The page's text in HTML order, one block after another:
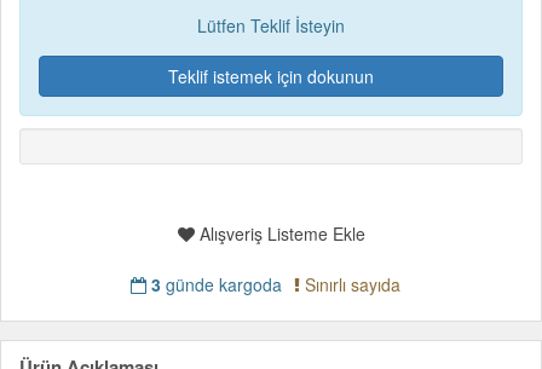
Lütfen Teklif İsteyin
Teklif istemek için dokunun
Alışveriş Listeme Ekle
3günde kargoda Sınırlı sayıda